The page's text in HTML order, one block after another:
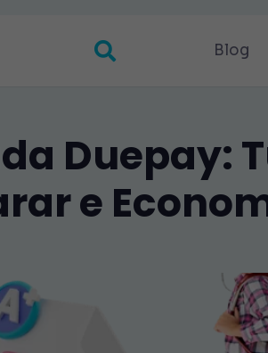
Blog
Duepay:
e